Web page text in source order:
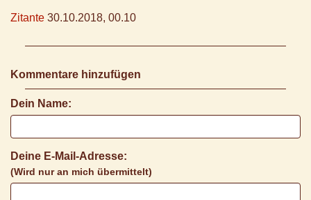
Zitante 30.10.2018, 00.10
Kommentare hinzufügen
Dein Name:
Deine E-Mail-Adresse:
(Wird nur an mich übermittelt)